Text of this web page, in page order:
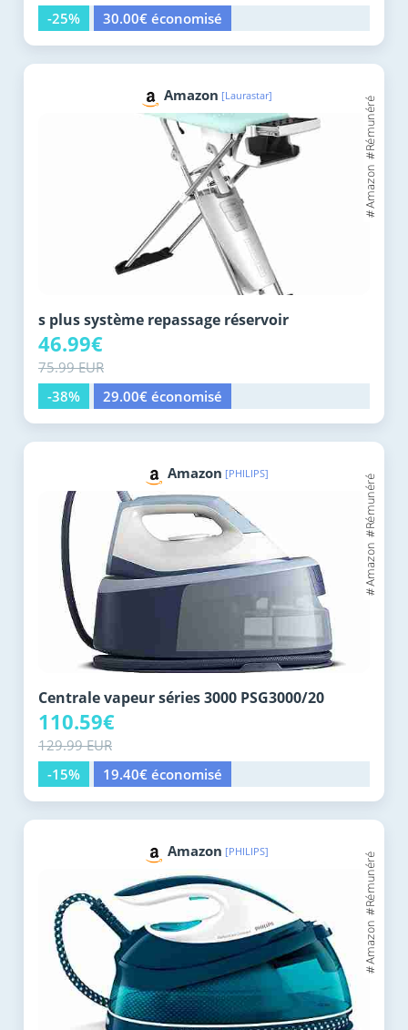
-25%
30.00€ économisé
Amazon [Laurastar]
s plus système repassage réservoir
46.99€
75.99 EUR
-38%
29.00€ économisé
Amazon [PHILIPS]
Centrale vapeur séries 3000 PSG3000/20
110.59€
129.99 EUR
-15%
19.40€ économisé
Amazon [PHILIPS]